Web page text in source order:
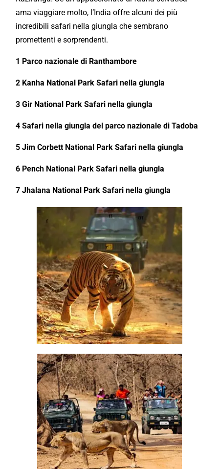
ama viaggiare molto, l’India offre alcuni dei più
incredibili safari nella giungla che sembrano
promettenti e sorprendenti.
1 Parco nazionale di Ranthambore
2 Kanha National Park Safari nella giungla
3 Gir National Park Safari nella giungla
4 Safari nella giungla del parco nazionale di Tadoba
5 Jim Corbett National Park Safari nella giungla
6 Pench National Park Safari nella giungla
7 Jhalana National Park Safari nella giungla